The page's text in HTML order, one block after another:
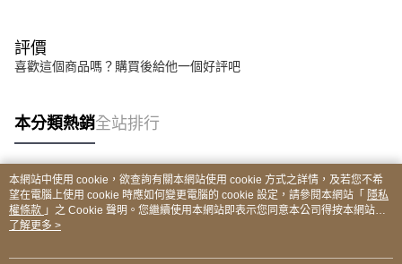
評價
喜歡這個商品嗎？購買後給他一個好評吧
本分類熱銷全站排行
熱門標籤
本網站中使用 cookie，欲查詢有關本網站使用 cookie 方式之詳情，及若您不希
望在電腦上使用 cookie 時應如何變更電腦的 cookie 設定，請參閱本網站「 隱私
權條款 」之 Cookie 聲明。您繼續使用本網站即表示您同意本公司得按本網站使
用條款之 Cookie 聲明使用 cookie。
了解更多 >